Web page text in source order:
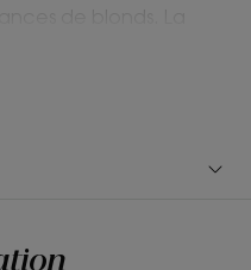
doux, propres et
mielleuse et à